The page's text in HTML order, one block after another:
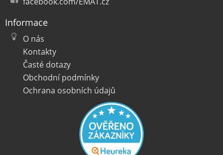
Informace
O nás
Kontakty
Časté dotazy
Obchodní podmínky
Ochrana osobních údajů